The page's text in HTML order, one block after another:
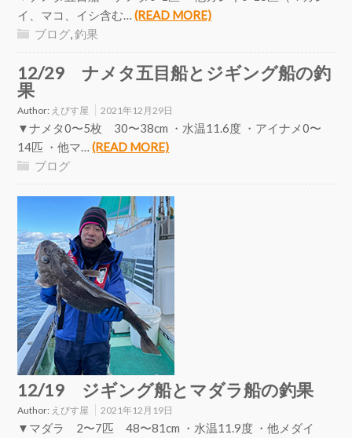
イ、マコ、イシ含む…(READ MORE)
ブログ,釣果
12/29 ナメタ五目船とジギング船の釣
果
Author: えびす屋 2021年12月29日
▼ナメタ0〜5枚 30〜38cm ・水温11.6度 ・アイナメ0〜
14匹 ・他マ…(READ MORE)
ブログ
12/19 ジギング船とマダラ船の釣果
Author: えびす屋 2021年12月19日
▼マダラ 2〜7匹 48〜81cm ・水温11.9度 ・他メダイ